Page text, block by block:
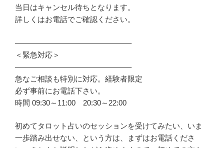
当日はキャンセル待ちとなります。
詳しくはお電話でご確認ください。
———————————————–
＜緊急対応＞
———————————————–
急なご相談も特別に対応。経験者限定
必ず事前にお電話下さい。
時間 09:30～11:00 20:30～22:00
初めてタロット占いのセッションを受けてみたい、いま
一歩踏み出せない、という方は、まずはお電話くださ